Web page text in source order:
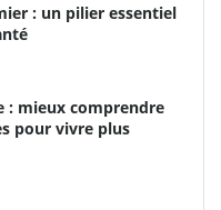
: un pilier essentiel
: mieux comprendre
pour vivre plus